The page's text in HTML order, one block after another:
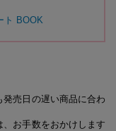
ト BOOK
売日の遅い商品に合わ
お手数をおかけします